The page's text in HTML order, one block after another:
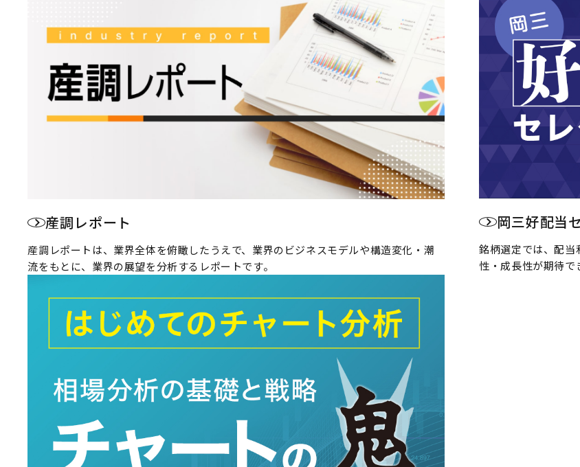
産調レポート
産調レポートは、業界全体を俯瞰したうえで、業界のビジネスモデルや構造変化・潮
流をもとに、業界の展望を分析するレポートです。
岡三好配当
銘柄選定では、配当
性・成長性が期待で